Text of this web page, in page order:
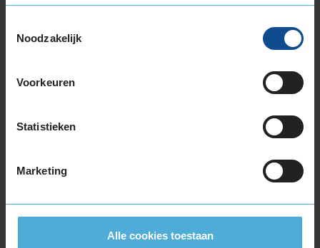
Noodzakelijk
Voorkeuren
Statistieken
Marketing
Alle cookies toestaan
215/50R19 97H EXTRALOAD
225/40R19 93T EXTRALOAD
225/40R19 93W EXTRALOAD
235/35R19 91W EXTRALOAD
235/40R19 96V EXTRALOAD
235/45R19 99T EXTRALOAD
235/50R19 103V EXTRALOAD